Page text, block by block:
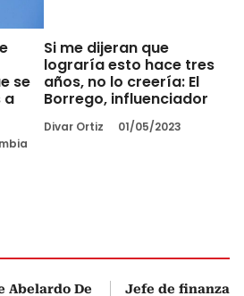
se
a
Si me dijeran que
lograría esto hace tres
años, no lo creería: El
Borrego, influenciador
Divar Ortiz 01/05/2023
Abelardo De
Jefe de finanzas